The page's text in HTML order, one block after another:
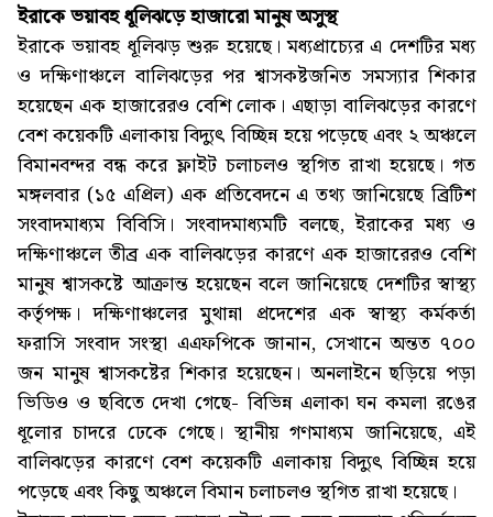
ইরাকে ভয়াবহ ধূলিঝড়ে হাজারো মানুষ অসুস্থ
ইরাকে ভয়াবহ ধূলিঝড় শুরু হয়েছে। মধ্যপ্রাচ্যের এ দেশটির মধ্য
ও দক্ষিণাঞ্চলে বালিঝড়ের পর শ্বাসকষ্টজনিত সমস্যার শিকার
হয়েছেন এক হাজারেরও বেশি লোক। এছাড়া বালিঝড়ের কারণে
বেশ কয়েকটি এলাকায় বিদ্যুৎ বিচ্ছিন্ন হয়ে পড়েছে এবং ২ অঞ্চলে
বিমানবন্দর বন্ধ করে ফ্লাইট চলাচলও স্থগিত রাখা হয়েছে। গত
মঙ্গলবার (১৫ এপ্রিল) এক প্রতিবেদনে এ তথ্য জানিয়েছে ব্রিটিশ
সংবাদমাধ্যম বিবিসি। সংবাদমাধ্যমটি বলছে, ইরাকের মধ্য ও
দক্ষিণাঞ্চলে তীব্র এক বালিঝড়ের কারণে এক হাজারেরও বেশি
মানুষ শ্বাসকষ্টে আক্রান্ত হয়েছেন বলে জানিয়েছে দেশটির স্বাস্থ্য
কর্তৃপক্ষ। দক্ষিণাঞ্চলের মুথান্না প্রদেশের এক স্বাস্থ্য কর্মকর্তা
ফরাসি সংবাদ সংস্থা এএফপিকে জানান, সেখানে অন্তত ৭০০
জন মানুষ শ্বাসকষ্টের শিকার হয়েছেন। অনলাইনে ছড়িয়ে পড়া
ভিডিও ও ছবিতে দেখা গেছে- বিভিন্ন এলাকা ঘন কমলা রঙের
ধূলোর চাদরে ঢেকে গেছে। স্থানীয় গণমাধ্যম জানিয়েছে, এই
বালিঝড়ের কারণে বেশ কয়েকটি এলাকায় বিদ্যুৎ বিচ্ছিন্ন হয়ে
পড়েছে এবং কিছু অঞ্চলে বিমান চলাচলও স্থগিত রাখা হয়েছে।